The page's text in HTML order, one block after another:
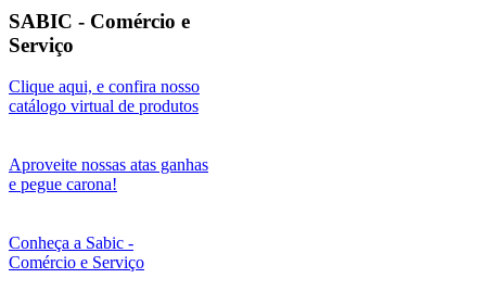
SABIC - Comércio e
Serviço
Clique aqui, e confira nosso
catálogo virtual de produtos
Aproveite nossas atas ganhas
e pegue carona!
Conheça a Sabic -
Comércio e Serviço